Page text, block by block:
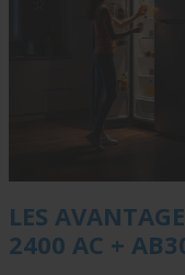
LES
2400 AC +